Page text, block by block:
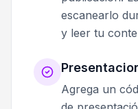
escanearlo
y leer tu
Agrega un